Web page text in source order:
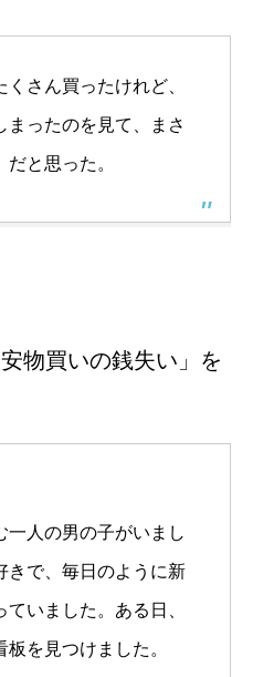
さん買ったけれど、
まったのを見て、まさ
と思った。
物買いの銭失い」を
一人の男の子がいまし
きで、毎日のように新
いました。ある日、
を見つけました。